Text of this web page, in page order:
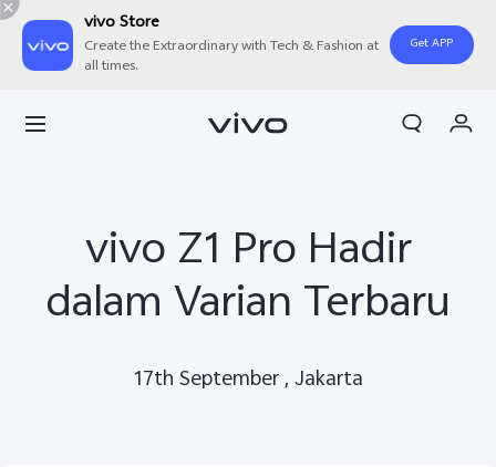
vivo Store
Create the Extraordinary with Tech & Fashion at
all times.
Get APP
Akun Saya
vivo Z1 Pro Hadir
dalam Varian Terbaru
17th September , Jakarta